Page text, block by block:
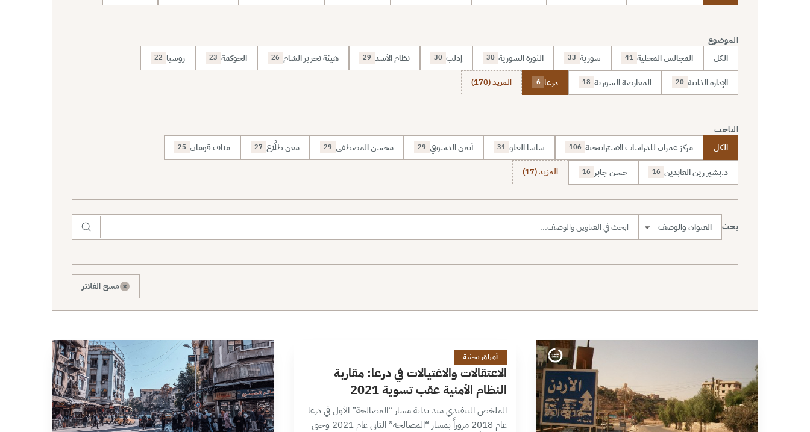
الموضوع
الكل المجالس المحلية 41 سورية 33 الثورة السورية 30 إدلب 30 نظام الأسد 29 هيئة تحرير الشام 26 الحوكمة 23 روسيا 22
الإدارة الذاتية 20 المعارضة السورية 18 درعا 6 المزيد (170)
الباحث
الكل مركز عمران للدراسات الاستراتيجية 106 ساشا العلو 31 أيمن الدسوقي 29 محسن المصطفى 29 معن طلَّاع 27 مناف قومان 25
د.بشير زين العابدين 16 حسن جابر 16 المزيد (17)
بحث نطاق البحث
× مسح الفلاتر
ا
18 دقائق
أوراق بحثية
الاعتقالات والاغتيالات في درعا: مقاربة
النظام الأمنية عقب تسوية 2021
الملخص التنفيذي منذ بداية مسار “المصالحة” الأول في درعا
عام 2018 مروراً بمسار “المصالحة” الثاني عام 2021 وحتى